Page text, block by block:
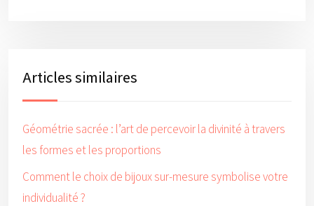
Articles similaires
Géométrie sacrée : l’art de percevoir la divinité à travers
les formes et les proportions
Comment le choix de bijoux sur-mesure symbolise votre
individualité ?